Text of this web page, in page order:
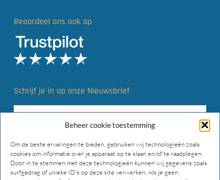
Beheer cookie toestemming
Om de beste ervaringen te bieden, gebruiken wij technologieën zoals
cookies om informatie over je apparaat op te slaan en/of te raadplegen.
Door in te stemmen met deze technologieën kunnen wij gegevens zoals
surfgedrag of unieke ID's op deze site verwerken. Als je geen
Beoordeel ons ook op
Schrijf je in op onze Nieuwsbrief